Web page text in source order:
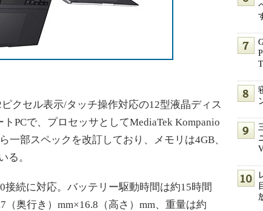
クセル表示/タッチ操作対応の12型液晶ディス
PCで、プロセッサとしてMediaTek Kompanio
一部スペックを改訂しており、メモリは4GB、
る。
接続に対応。バッテリー駆動時間は約15時間
（奥行き）mm×16.8（高さ）mm、重量は約